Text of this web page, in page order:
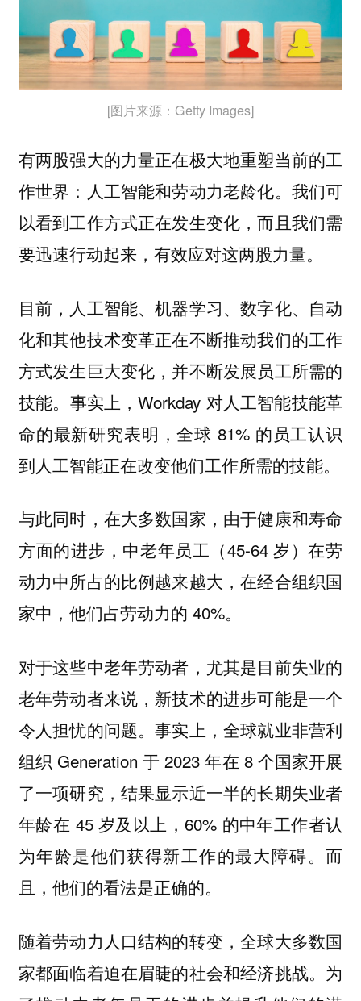
[图片来源：Getty Images]
有两股强大的力量正在极大地重塑当前的工
作世界：人工智能和劳动力老龄化。我们可
以看到工作方式正在发生变化，而且我们需
要迅速行动起来，有效应对这两股力量。
目前，人工智能、机器学习、数字化、自动
化和其他技术变革正在不断推动我们的工作
方式发生巨大变化，并不断发展员工所需的
技能。事实上，Workday 对人工智能技能革
命的最新研究表明，全球 81% 的员工认识
到人工智能正在改变他们工作所需的技能。
与此同时，在大多数国家，由于健康和寿命
方面的进步，中老年员工（45-64 岁）在劳
动力中所占的比例越来越大，在经合组织国
家中，他们占劳动力的 40%。
对于这些中老年劳动者，尤其是目前失业的
老年劳动者来说，新技术的进步可能是一个
令人担忧的问题。事实上，全球就业非营利
组织 Generation 于 2023 年在 8 个国家开展
了一项研究，结果显示近一半的长期失业者
年龄在 45 岁及以上，60% 的中年工作者认
为年龄是他们获得新工作的最大障碍。而
且，他们的看法是正确的。
随着劳动力人口结构的转变，全球大多数国
家都面临着迫在眉睫的社会和经济挑战。为